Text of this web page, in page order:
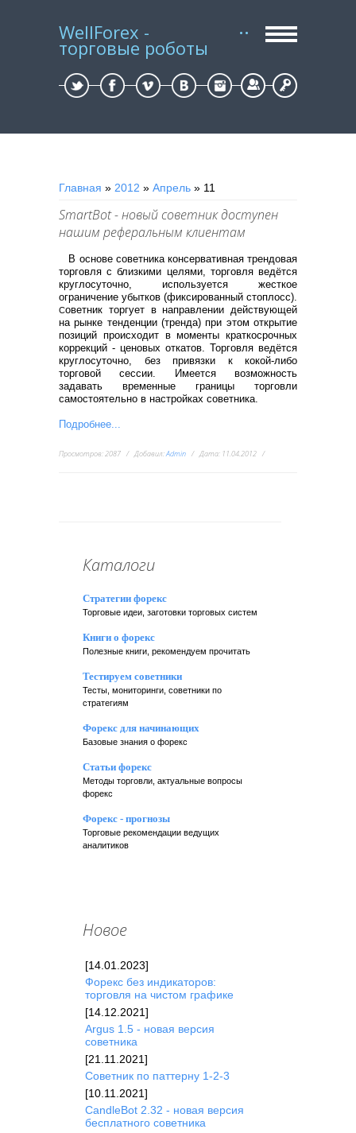
WellForex -
торговые роботы
Регистрация
Главная » 2012 » Апрель » 11
SmartBot - новый советник доступен
нашим реферальным клиентам
В основе советника консервативная трендовая
торговля с близкими целями, торговля ведётся
круглосуточно, используется жесткое
ограничение убытков (фиксированный стоплосс).
Советник торгует в направлении действующей
на рынке тенденции (тренда) при этом открытие
позиций происходит в моменты краткосрочных
коррекций - ценовых откатов. Торговля ведётся
круглосуточно, без привязки к кокой-либо
торговой сессии. Имеется возможность
задавать временные границы торговли
самостоятельно в настройках советника.
Подробнее...
Просмотров:2087 Добавил:Admin Дата: 11.04.2012
Каталоги
Стратегии форекс
Торговые идеи, заготовки торговых систем
Книги о форекс
Полезные книги, рекомендуем прочитать
Тестируем советники
Тесты, мониторинги, советники по
стратегиям
Форекс для начинающих
Базовые знания о форекс
Статьи форекс
Методы торговли, актуальные вопросы
форекс
Форекс - прогнозы
Торговые рекомендации ведущих
аналитиков
Новое
[14.01.2023]
Форекc без индикаторов:
торговля на чистом графике
[14.12.2021]
Argus 1.5 - новая версия
советника
[21.11.2021]
Советник по паттерну 1-2-3
[10.11.2021]
CandleBot 2.32 - новая версия
бесплатного советника